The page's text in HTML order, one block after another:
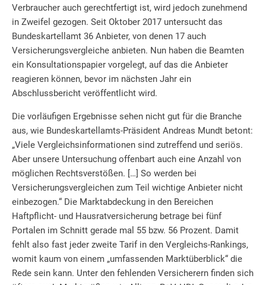
Verbraucher auch gerechtfertigt ist, wird jedoch zunehmend
in Zweifel gezogen. Seit Oktober 2017 untersucht das
Bundeskartellamt 36 Anbieter, von denen 17 auch
Versicherungsvergleiche anbieten. Nun haben die Beamten
ein Konsultationspapier vorgelegt, auf das die Anbieter
reagieren können, bevor im nächsten Jahr ein
Abschlussbericht veröffentlicht wird.
Die vorläufigen Ergebnisse sehen nicht gut für die Branche
aus, wie Bundeskartellamts-Präsident Andreas Mundt betont:
„Viele Vergleichsinformationen sind zutreffend und seriös.
Aber unsere Untersuchung offenbart auch eine Anzahl von
möglichen Rechtsverstößen. […] So werden bei
Versicherungsvergleichen zum Teil wichtige Anbieter nicht
einbezogen.“ Die Marktabdeckung in den Bereichen
Haftpflicht- und Hausratversicherung betrage bei fünf
Portalen im Schnitt gerade mal 55 bzw. 56 Prozent. Damit
fehlt also fast jeder zweite Tarif in den Vergleichs-Rankings,
womit kaum von einem „umfassenden Marktüberblick“ die
Rede sein kann. Unter den fehlenden Versicherern finden sich